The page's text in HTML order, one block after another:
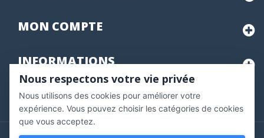
MON COMPTE
INFORMATIONS
Marchand approuvé par la Société des Avis Garantis,
pour vérifier .
Nous respectons votre vie privée
Nous utilisons des cookies pour améliorer votre
expérience. Vous pouvez choisir les catégories de cookies
que vous acceptez.